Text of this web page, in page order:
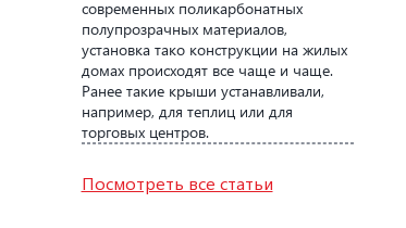
современных поликарбонатных
полупрозрачных материалов,
установка тако конструкции на жилых
домах происходят все чаще и чаще.
Ранее такие крыши устанавливали,
например, для теплиц или для
торговых центров.
Посмотреть все статьи